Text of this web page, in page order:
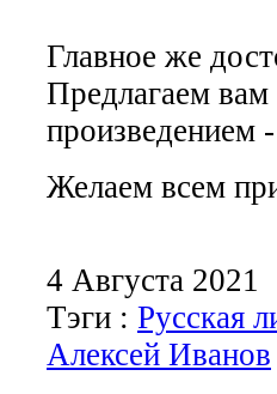
Главное же
Предлагаем
произведением
Желаем всем
4 Августа
Тэги : Русская
Алексей Иванов